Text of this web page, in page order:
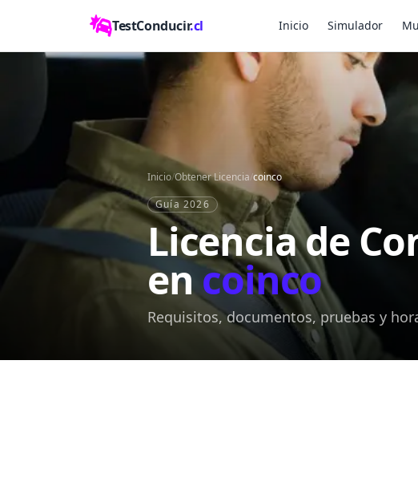
TestConducir.cl Inicio Simulador
Inicio/Obtener Licencia/coinco
Guía 2026
Licencia de
encoinco
Requisitos, documentos, pruebas y